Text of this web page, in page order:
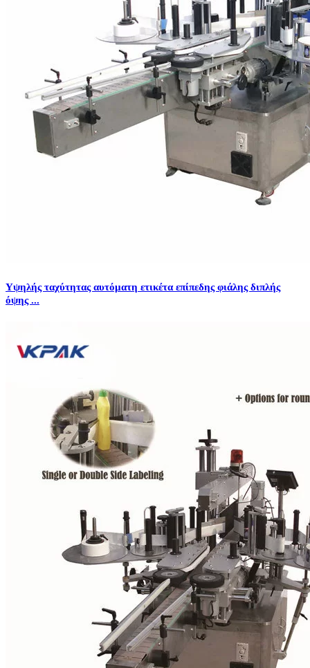
Υψηλής ταχύτητας αυτόματη ετικέτα επίπεδης φιάλης διπλής
όψης ...